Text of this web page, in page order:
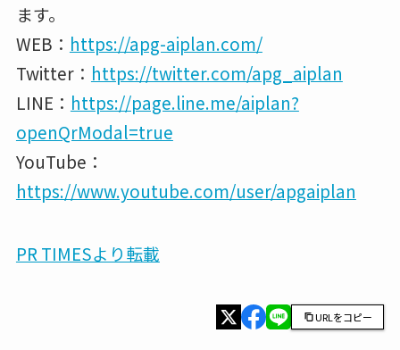
ます。
WEB： https://apg-aiplan.com/
Twitter： https://twitter.com/apg_aiplan
LINE： https://page.line.me/aiplan?
openQrModal=true
YouTube：
https://www.youtube.com/user/apgaiplan
PR TIMESより転載
URLをコピー